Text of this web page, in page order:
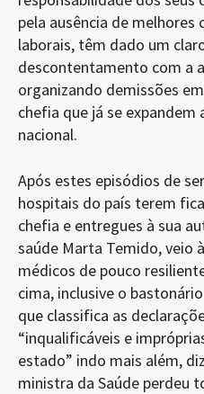
pela ausência de melhores
laborais, têm dado um
descontentamento com a
organizando demissões
chefia que já se
nacional.
Após estes episódios de
hospitais do país terem
chefia e entregues à sua
saúde Marta Temido, veio
médicos de pouco
cima, inclusive o
que classifica as
“inqualificáveis e
estado” indo mais além,
ministra da Saúde perdeu